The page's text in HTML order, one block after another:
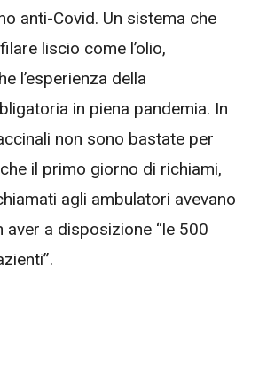
anti-Covid. Un sistema che
liscio come l’olio,
l’esperienza della
in piena pandemia. In
non sono bastate per
il primo giorno di richiami,
agli ambulatori avevano
aver a disposizione “le 500